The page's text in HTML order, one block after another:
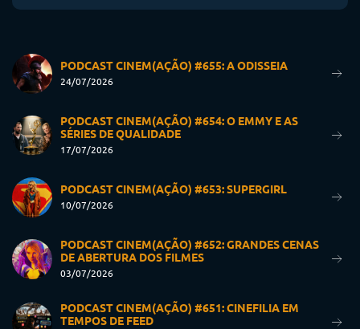
PODCAST CINEM(AÇÃO) #655: A ODISSEIA
24/07/2026
PODCAST CINEM(AÇÃO) #654: O EMMY E AS
SÉRIES DE QUALIDADE
17/07/2026
PODCAST CINEM(AÇÃO) #653: SUPERGIRL
10/07/2026
PODCAST CINEM(AÇÃO) #652: GRANDES CENAS
DE ABERTURA DOS FILMES
03/07/2026
PODCAST CINEM(AÇÃO) #651: CINEFILIA EM
TEMPOS DE FEED